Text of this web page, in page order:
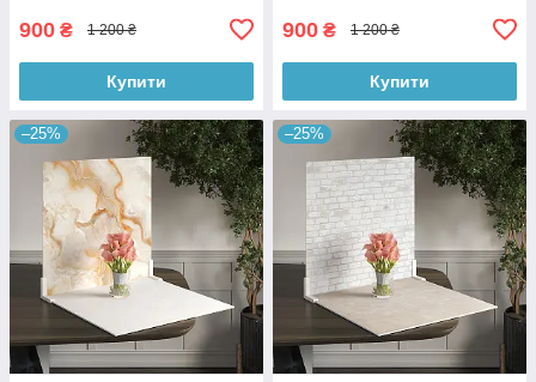
900 ₴ 1 200 ₴
Купити
900 ₴ 1 200 ₴
Купити
–25% –25%